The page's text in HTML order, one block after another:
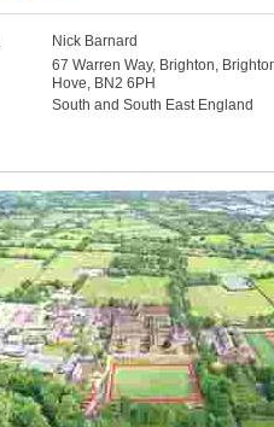
Nick Barnard
67 Warren Way, Brighton,
Hove, BN2 6PH
South and South East England